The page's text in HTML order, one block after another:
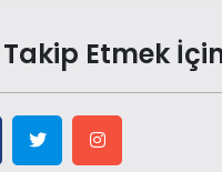
Takip Etmek